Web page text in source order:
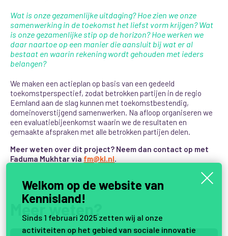
Wat is onze gezamenlijke uitdaging? Hoe zien we onze
samenwerking in de toekomst het liefst vorm krijgen? Wat
is onze gezamenlijke stip op de horizon? Hoe werken we
daar naartoe op een manier die aansluit bij wat er al
bestaat en waarin rekening wordt gehouden met ieders
belangen?
We maken een actieplan op basis van een gedeeld
toekomstperspectief, zodat betrokken partijen in de regio
Eemland aan de slag kunnen met toekomstbestendig,
domeinoverstijgend samenwerken. Na afloop organiseren we
een evaluatiebijeenkomst waarin we de resultaten en
gemaakte afspraken met alle betrokken partijen delen.
Meer weten over dit project? Neem dan contact op met
Faduma Mukhtar via fm@kl.nl.
Meer weten?
Welkom op de website van
Kennisland!
Sinds 1 februari 2025 zetten wij al onze
activiteiten op het gebied van sociale innovatie